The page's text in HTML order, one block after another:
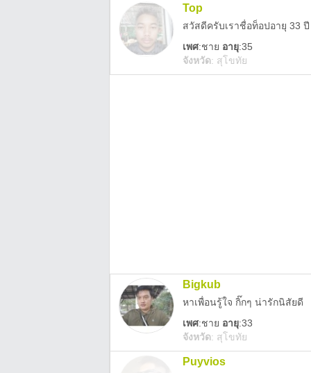
Top
สวัสดีครับเราชื่อท็อปอายุ 33
เพศ:ชาย อายุ:35
จังหวัด: สุโขทัย
Bigkub
หาเพื่อนรู้ใจ กิ๊กๆ น่ารักนิสัยดี
เพศ:ชาย อายุ:33
จังหวัด: สุโขทัย
Puyvios